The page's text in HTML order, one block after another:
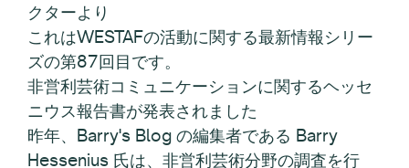
クターより
これはWESTAFの活動に関する最新情報シリー
ズの第87回目です。
非営利芸術コミュニケーションに関するヘッセ
ニウス報告書が発表されました
昨年、Barry's Blog の編集者である Barry
Hessenius 氏は、非営利芸術分野の調査を行